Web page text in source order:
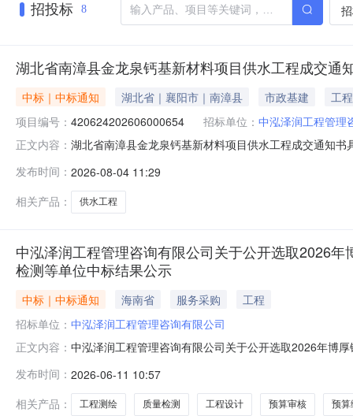
招投标 8
湖北省南漳县金龙泉钙基新材料项目供水工程成交通
中标｜中标通知 湖北省｜襄阳市｜南漳县 市政基建
工程
项目编号： 420624202606000654 招标单位： 中泓泽润工程管理
正文内容： 湖北省南漳县金龙泉钙基新材料项目供水工程成交通知书
发布时间： 2026-08-04 11:29
相关产品：
供水工程
中泓泽润工程管理咨询有限公司关于公开选取2026
检测等单位中标结果公示
中标｜中标通知 海南省 服务采购
工程
招标单位： 中泓泽润工程管理咨询有限公司
正文内容： 中泓泽润工程管理咨询有限公司关于公开选取2026年博
2026年博厚镇红牌村和美乡村建设项目工程测绘、工程
《2026年博厚镇红牌村和美
发布时间： 2026-06-11 10:57
相关产品：
工程测绘 质量检测 工程设计 预算审核 预算